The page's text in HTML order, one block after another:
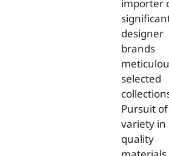
importer
designer
brands
selected
Pursuit of
variety in
quality